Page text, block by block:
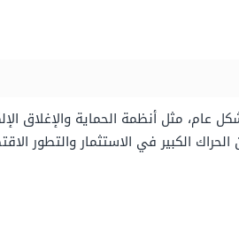
عام، مثل أنظمة الحماية والإغلاق
الحراك الكبير في الاستثمار والتطور